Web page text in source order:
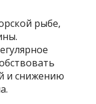
рыбе,
и снижению